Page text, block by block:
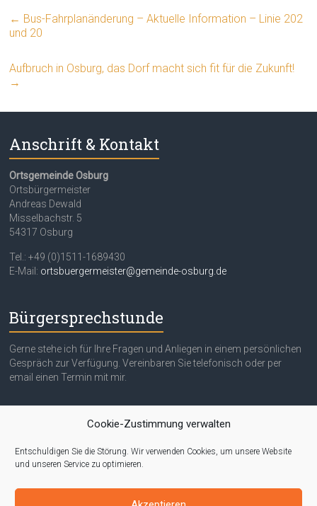
Cookie-Zustimmung verwalten
Entschuldigen Sie die Störung. Wir verwenden Cookies, um unsere Website
und unseren Service zu optimieren.
← Bus-Fahrplanänderung – Aktuelle Information – Linie 202
und 20
Aufbruch in Osburg, das Dorf macht sich fit für die Zukunft!
→
Anschrift & Kontakt
Ortsgemeinde Osburg
Ortsbürgermeister
Andreas Dewald
Misselbachstr. 5
54317 Osburg
Tel.: +49 (0)1511-1689430
E-Mail: ortsbuergermeister@gemeinde-osburg.de
Bürgersprechstunde
Gerne stehe ich für Ihre Fragen und Anliegen in einem persönlichen
Gespräch zur Verfügung. Vereinbaren Sie telefonisch oder per
email einen Termin mit mir.
Quicklinks
Impressum